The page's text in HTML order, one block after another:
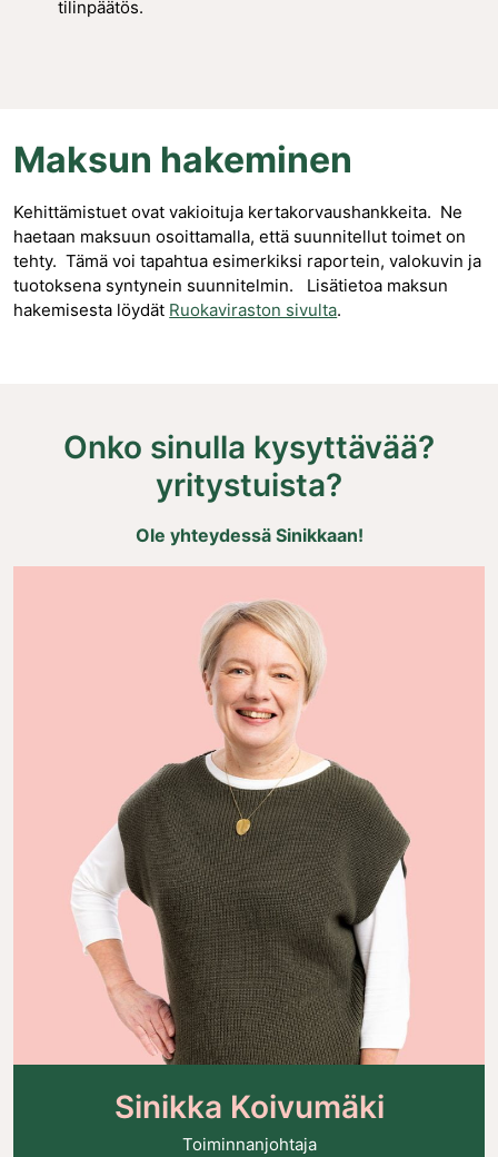
tilinpäätös.
Maksun hakeminen
Kehittämistuet ovat vakioituja kertakorvaushankkeita. Ne
haetaan maksuun osoittamalla, että suunnitellut toimet on
tehty. Tämä voi tapahtua esimerkiksi raportein, valokuvin ja
tuotoksena syntynein suunnitelmin. Lisätietoa maksun
hakemisesta löydät Ruokaviraston sivulta.
Onko sinulla kysyttävää?
yritystuista?
Ole yhteydessä Sinikkaan!
Sinikka Koivumäki
Toiminnanjohtaja